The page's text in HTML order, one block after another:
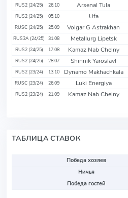
RUS2 (24/25) 26.10 Arsenal Tula
RUS2 (24/25) 05.10 Ufa
RUSC (24/25) 25.09 Volgar G Astrakhan
RUS3A (24/25) 31.08 Metallurg Lipetsk
RUS2 (24/25) 17.08 Kamaz Nab Chelny
RUS2 (24/25) 28.07 Shinnik Yaroslavl
RUS2 (23/24) 13.10 Dynamo Makhachkala
RUSC (23/24) 26.09 Luki Energiya
RUS2 (23/24) 21.09 Kamaz Nab Chelny
ТАБЛИЦА СТАВОК
Победа хозяев
Ничья
Победа гостей